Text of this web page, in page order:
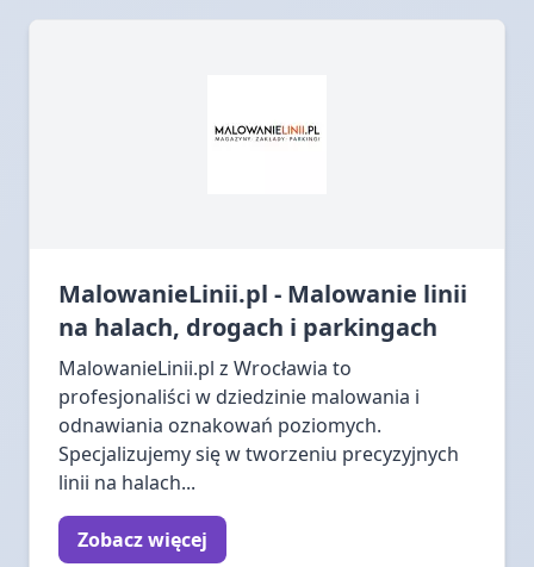
MalowanieLinii.pl - Malowanie linii
na halach, drogach i parkingach
MalowanieLinii.pl z Wrocławia to
profesjonaliści w dziedzinie malowania i
odnawiania oznakowań poziomych.
Specjalizujemy się w tworzeniu precyzyjnych
linii na halach...
Zobacz więcej